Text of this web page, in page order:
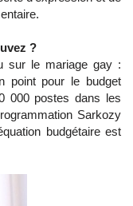
?
sur le mariage gay :
point pour le budget
000 postes dans les
Sarkozy
budgétaire est